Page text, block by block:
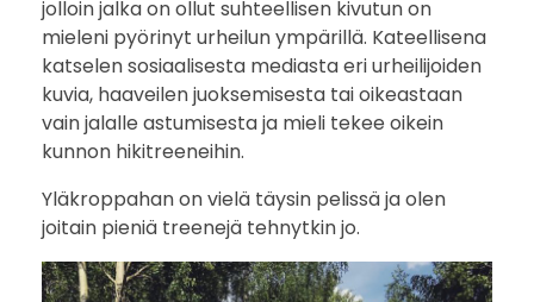
e
i
n
e
t
e
jolloin jalka on ollut suhteellisen kivutun on
mieleni pyörinyt urheilun ympärillä. Kateellisena
katselen sosiaalisesta mediasta eri urheilijoiden
kuvia, haaveilen juoksemisesta tai oikeastaan
vain jalalle astumisesta ja mieli tekee oikein
kunnon hikitreeneihin.
Yläkroppahan on vielä täysin pelissä ja olen
joitain pieniä treenejä tehnytkin jo.